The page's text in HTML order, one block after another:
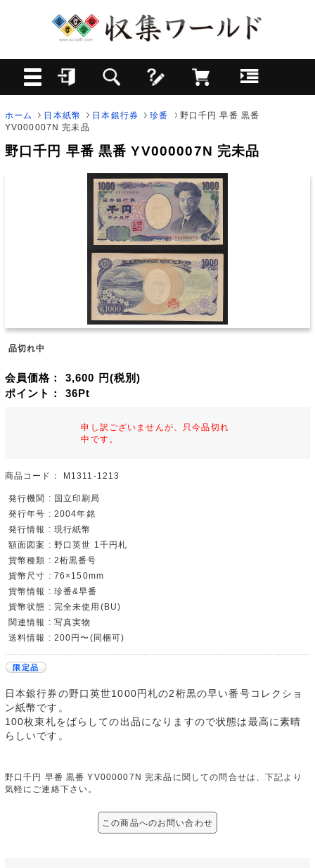
ホーム 日本紙幣 日本銀行券 珍番
野口千円 早番 黒番
YV000007N 完未品
野口千円 早番 黒番 YV000007N 完未品
品切れ中
会員価格： 3,600 円(税別)
ポイント： 36Pt
申し訳ございませんが、只今品切れ
中です。
商品コード： M1311-1213
発行機関 : 国立印刷局
発行年号 : 2004年銘
発行情報 : 現行紙幣
額面図案 : 野口英世 1千円札
貨幣種類 : 2桁黒番号
貨幣尺寸 : 76×150mm
貨幣情報 : 珍番&早番
貨幣状態 : 完全未使用(BU)
関連情報 : 写真実物
送料情報 : 200円〜(同梱可)
限定品
日本銀行券の野口英世1000円札の2桁黒の早い番号コレクショ
ン紙幣です。
100枚束札をばらしての出品になりますので状態は最高に素晴
らしいです。
野口千円 早番 黒番 YV000007N 完未品に関しての問合せは、下記より
気軽にご連絡下さい。
この商品へのお問い合わせ